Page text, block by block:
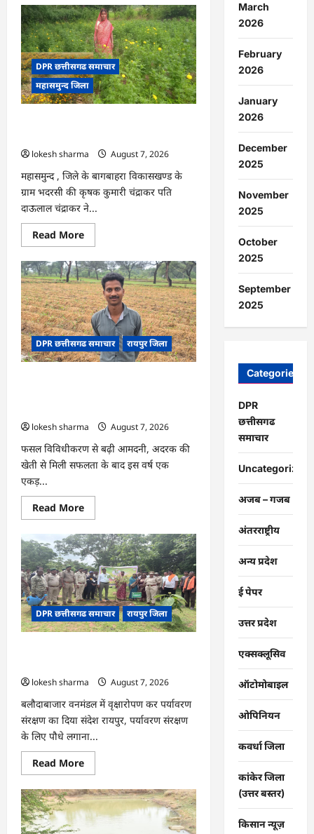
CG
:
15
अगस्त
को
जिले
में
आजादी
का
जश्न
साक्षरता
में
जाएगा
DPR छत्तीसगढ समाचार
महासमुन्द जिला
lokesh sharma
August 7, 2026
महासमुन्द , जिले के बागबाहरा विकासखण्ड के
ग्राम भदरसी की कृषक कुमारी चंद्राकर पति
दाऊलाल चंद्राकर ने...
Read MoreRead
more
CG
:
गेंदे
की
खेती
से
कुमारी
चंद्राकर
ने
बढ़ाई
अपनी
DPR छत्तीसगढ समाचार रायपुर जिला
lokesh sharma
August 7, 2026
फसल विविधीकरण से बढ़ी आमदनी, अदरक की
खेती से मिली सफलता के बाद इस वर्ष एक
एकड़...
Read MoreRead
more
CG
:
धान
के
साथ
अदरक
की
खेती
ने
बदली
किसान
से
लाखों
का
मुनाफा
DPR छत्तीसगढ समाचार रायपुर जिला
lokesh sharma
August 7, 2026
बलौदाबाजार वनमंडल में वृक्षारोपण कर पर्यावरण
संरक्षण का दिया संदेश रायपुर, पर्यावरण संरक्षण
के लिए पौधे लगाना...
Read MoreRead
more
CG
:
वन
महोत्सव
March
2026
February
2026
January
2026
December
2025
November
2025
October
2025
September
2025
Categories
DPR
छत्तीसगढ
समाचार
Uncategorized
अजब – गजब
अंतरराष्ट्रीय
अन्य प्रदेश
ई पेपर
उत्तर प्रदेश
एक्सक्लूसिव
ऑटोमोबाइल
ओपिनियन
कवर्धा जिला
कांकेर जिला
(उत्तर बस्तर)
किसान न्यूज़